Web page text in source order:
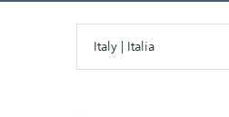
Italy | Italia